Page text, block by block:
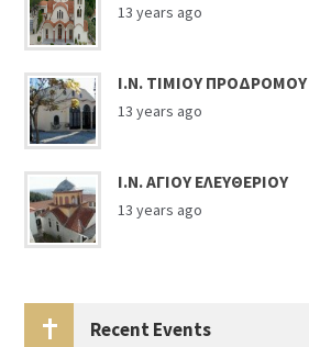
13 years ago
Ι.Ν. ΤΙΜΙΟΥ ΠΡΟΔΡΟΜΟΥ
13 years ago
Ι.Ν. ΑΓΙΟΥ ΕΛΕΥΘΕΡΙΟΥ
13 years ago
Recent Events